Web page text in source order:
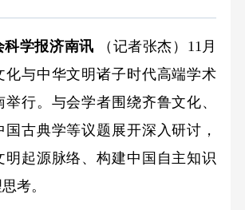
科学报济南讯 （记者张杰）11月
化与中华文明诸子时代高端学术
行。与会学者围绕齐鲁文化、
古典学等议题展开深入研讨，
明起源脉络、构建中国自主知识
考。